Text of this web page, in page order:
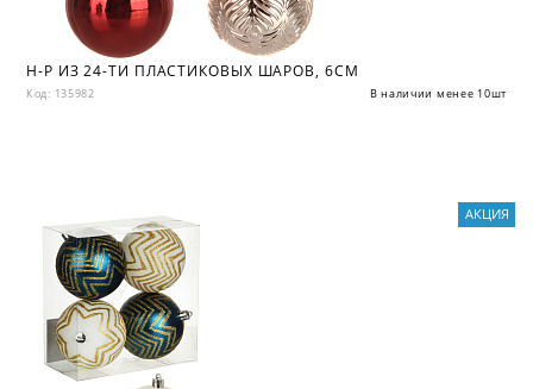
Н-Р ИЗ 24-ТИ ПЛАСТИКОВЫХ ШАРОВ, 6СМ
Код: 135982 В наличии менее 10шт
АКЦИЯ